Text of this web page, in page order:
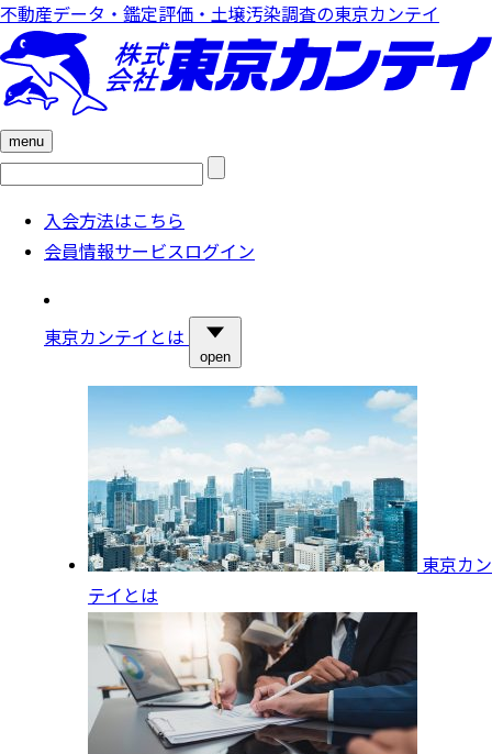
不動産データ・鑑定評価・土壌汚染調査の東京カンテイ
menu
検
入会方法はこちら
会員情報サービスログイン
東京カンテイとは
open
東京カン
テイとは